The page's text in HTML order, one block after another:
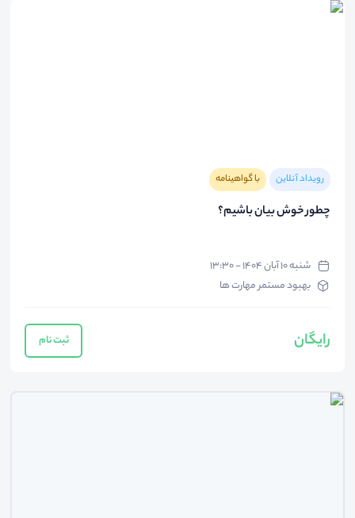
رویداد آنلاین با گواهینامه
چطور خوش بیان باشیم؟
شنبه ۱۰ آبان ۱۴۰۴ - ۱۳:۳۰
بهبود مستمر مهارت ها
رایگان ثبت نام